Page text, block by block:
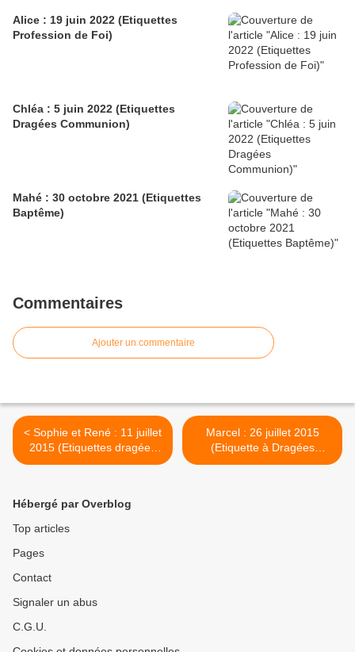
Alice : 19 juin 2022 (Etiquettes
Profession de Foi)
Chléa : 5 juin 2022 (Etiquettes
Dragées Communion)
Mahé : 30 octobre 2021 (Etiquettes
Baptême)
Commentaires
Ajouter un commentaire
< Sophie et René : 11 juillet
2015 (Etiquettes dragées
Mariage)
Marcel : 26 juillet 2015
(Etiquette à Dragées
Baptême) >
Hébergé par Overblog
Top articles
Pages
Contact
Signaler un abus
C.G.U.